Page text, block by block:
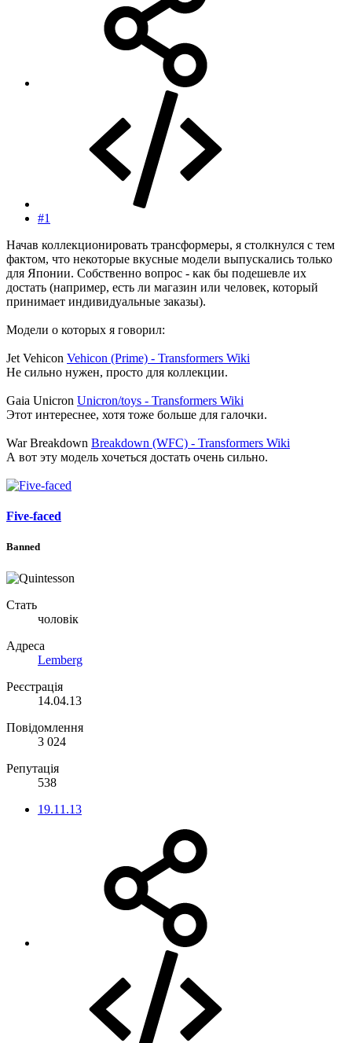
#1
Начав коллекционировать трансформеры, я столкнулся с тем
фактом, что некоторые вкусные модели выпускались только
для Японии. Собственно вопрос - как бы подешевле их
достать (например, есть ли магазин или человек, который
принимает индивидуальные заказы).
Модели о которых я говорил:
Jet Vehicon Vehicon (Prime) - Transformers Wiki
Не сильно нужен, просто для коллекции.
Gaia Unicron Unicron/toys - Transformers Wiki
Этот интереснее, хотя тоже больше для галочки.
War Breakdown Breakdown (WFC) - Transformers Wiki
А вот эту модель хочеться достать очень сильно.
Five-faced
Banned
Стать
чоловік
Адреса
Lemberg
Реєстрація
14.04.13
Повідомлення
3 024
Репутація
538
19.11.13